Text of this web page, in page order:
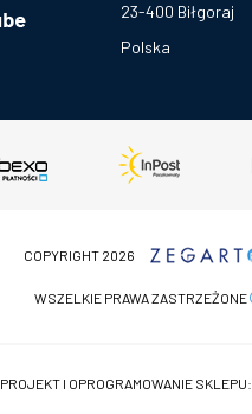
23-400 Biłgoraj
Polska
COPYRIGHT 2026
WSZELKIE PRAWA ZASTRZEŻONE
PROJEKT I OPROGRAMOWANIE SKLEPU: